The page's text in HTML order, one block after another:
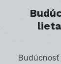
Budúcnosť